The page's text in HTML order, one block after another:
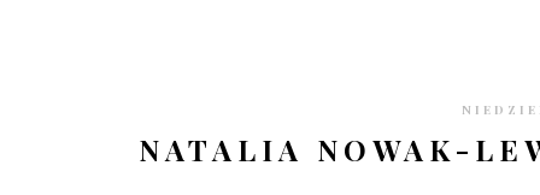
NATALIA NOWAK-